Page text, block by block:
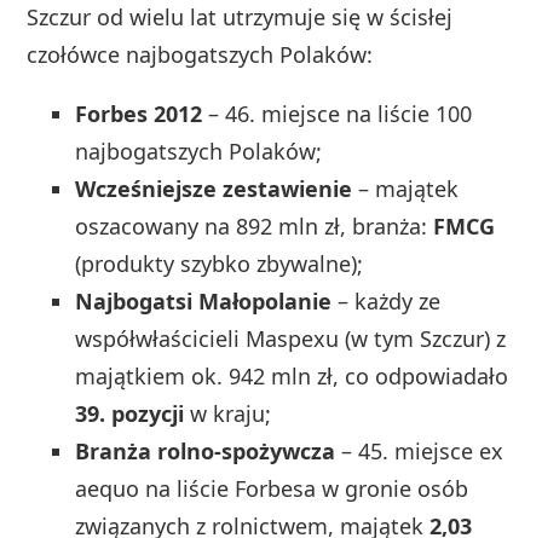
Szczur od wielu lat utrzymuje się w ścisłej
czołówce najbogatszych Polaków:
Forbes 2012 – 46. miejsce na liście 100
najbogatszych Polaków;
Wcześniejsze zestawienie – majątek
oszacowany na 892 mln zł, branża: FMCG
(produkty szybko zbywalne);
Najbogatsi Małopolanie – każdy ze
współwłaścicieli Maspexu (w tym Szczur) z
majątkiem ok. 942 mln zł, co odpowiadało
39. pozycji w kraju;
Branża rolno‑spożywcza – 45. miejsce ex
aequo na liście Forbesa w gronie osób
związanych z rolnictwem, majątek2,03